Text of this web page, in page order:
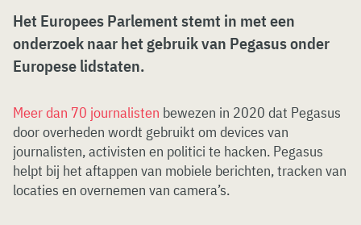
Het Europees Parlement stemt in met een
onderzoek naar het gebruik van Pegasus onder
Europese lidstaten.
Meer dan 70 journalisten bewezen in 2020 dat Pegasus
door overheden wordt gebruikt om devices van
journalisten, activisten en politici te hacken. Pegasus
helpt bij het aftappen van mobiele berichten, tracken van
locaties en overnemen van camera’s.